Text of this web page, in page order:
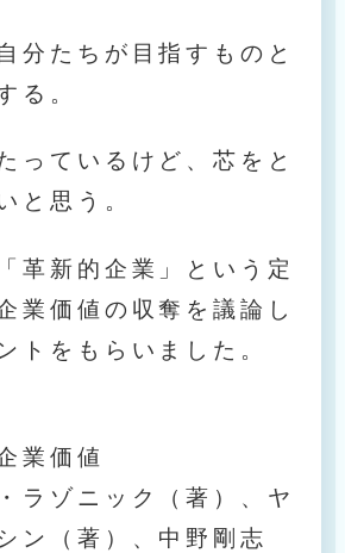
分たちが目指すものと
る。
っているけど、芯をと
と思う。
革新的企業」という定
業価値の収奪を議論し
トをもらいました。
業価値
ラゾニック（著）、ヤ
ン（著）、中野剛志